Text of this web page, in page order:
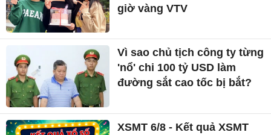
giờ vàng VTV
Vì sao chủ tịch công ty từng
'nổ' chi 100 tỷ USD làm
đường sắt cao tốc bị bắt?
XSMT 6/8 - Kết quả XSMT